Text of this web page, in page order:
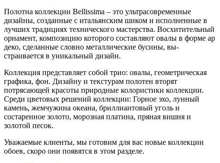
Полотна коллекции Bellissima – это ультрасовременные
дизайны, созданные с итальянским шиком и исполненные в
лучших традициях технического мастерства. Восхитительный
орнамент, композицию которого составляют овалы в форме ар
деко, сделанные словно металлические бусины, вы-
страивается в уникальный дизайн.
Коллекция представляет собой трио: овалы, геометрическая
графика, фон. Дизайну и текстурам полотен вторят
потрясающей красоты природные колористики коллекции.
Среди цветовых решений коллекции: Горное эхо, лунный
камень, жемчужина океана, бриллиантовый уголь и
состаренное золото, морозная платина, пряная вишня и
золотой песок.
Уважаемые клиенты, мы готовим для вас новые коллекции
обоев, скоро они появятся в этом разделе.